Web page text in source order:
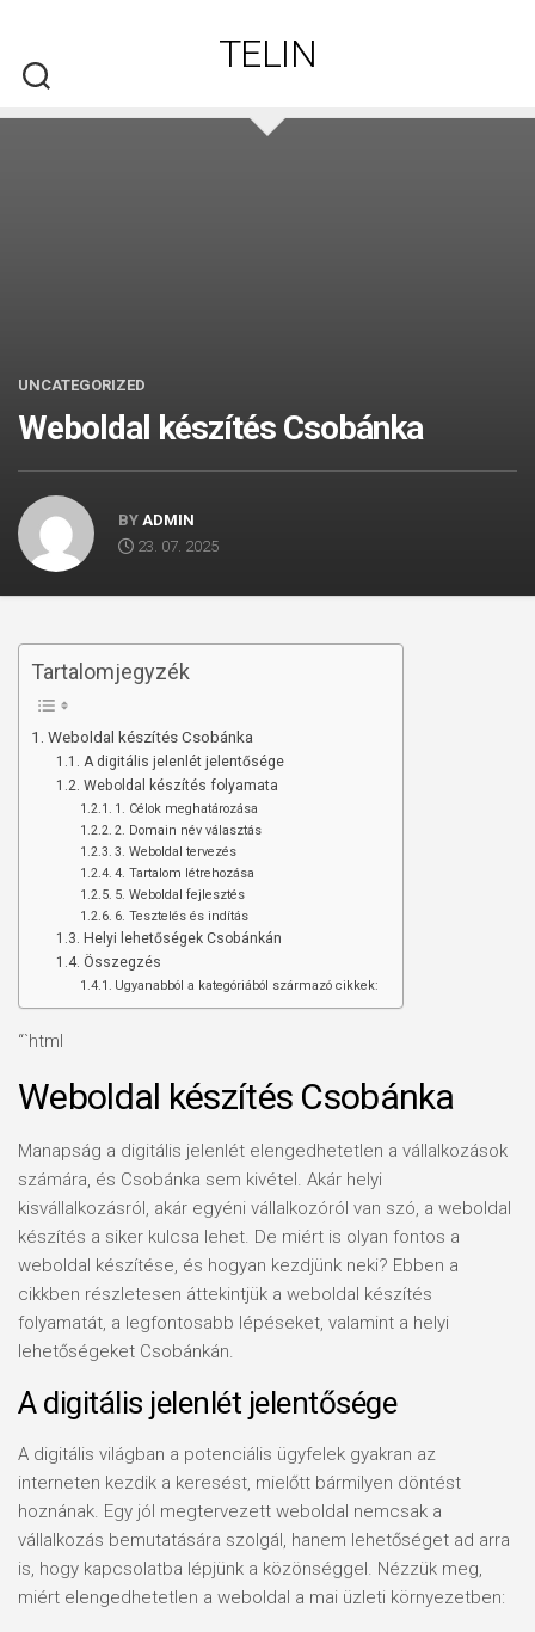
content
TELIN
UNCATEGORIZED
Weboldal készítés​ Csobánka
BY ADMIN
23. 07. 2025
Tartalomjegyzék
Weboldal készítés Csobánka
A digitális jelenlét jelentősége
Weboldal készítés folyamata
1. Célok meghatározása
2. Domain név választás
3. Weboldal tervezés
4. Tartalom létrehozása
5. Weboldal fejlesztés
6. Tesztelés és indítás
Helyi lehetőségek Csobánkán
Összegzés
Ugyanabból a kategóriából származó cikkek:
“`html
Weboldal készítés Csobánka
Manapság a digitális jelenlét elengedhetetlen a vállalkozások
számára, és Csobánka sem kivétel. Akár helyi
kisvállalkozásról, akár egyéni vállalkozóról van szó, a weboldal
készítés a siker kulcsa lehet. De miért is olyan fontos a
weboldal készítése, és hogyan kezdjünk neki? Ebben a
cikkben részletesen áttekintjük a weboldal készítés
folyamatát, a legfontosabb lépéseket, valamint a helyi
lehetőségeket Csobánkán.
A digitális jelenlét jelentősége
A digitális világban a potenciális ügyfelek gyakran az
interneten kezdik a keresést, mielőtt bármilyen döntést
hoznának. Egy jól megtervezett weboldal nemcsak a
vállalkozás bemutatására szolgál, hanem lehetőséget ad arra
is, hogy kapcsolatba lépjünk a közönséggel. Nézzük meg,
miért elengedhetetlen a weboldal a mai üzleti környezetben: